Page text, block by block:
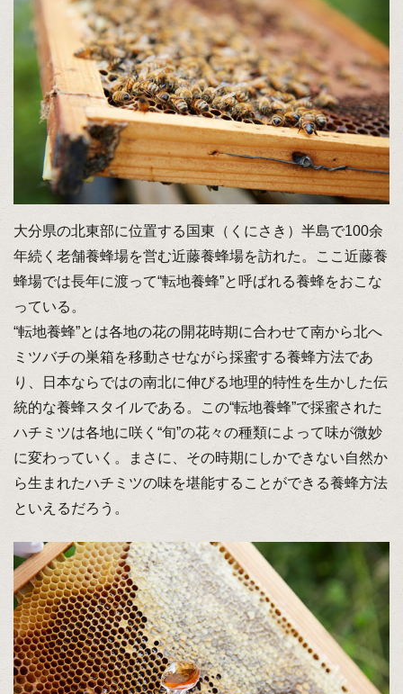
大分県の北東部に位置する国東（くにさき）半島で100余
年続く老舗養蜂場を営む近藤養蜂場を訪れた。ここ近藤養
蜂場では長年に渡って“転地養蜂”と呼ばれる養蜂をおこな
っている。
“転地養蜂”とは各地の花の開花時期に合わせて南から北へ
ミツバチの巣箱を移動させながら採蜜する養蜂方法であ
り、日本ならではの南北に伸びる地理的特性を生かした伝
統的な養蜂スタイルである。この“転地養蜂”で採蜜された
ハチミツは各地に咲く“旬”の花々の種類によって味が微妙
に変わっていく。まさに、その時期にしかできない自然か
ら生まれたハチミツの味を堪能することができる養蜂方法
といえるだろう。